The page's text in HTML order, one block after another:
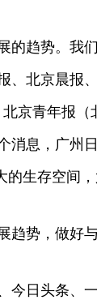
的趋势。我
、北京晨报
京青年报
消息，广州
的生存空间
势，做好
今日头条、